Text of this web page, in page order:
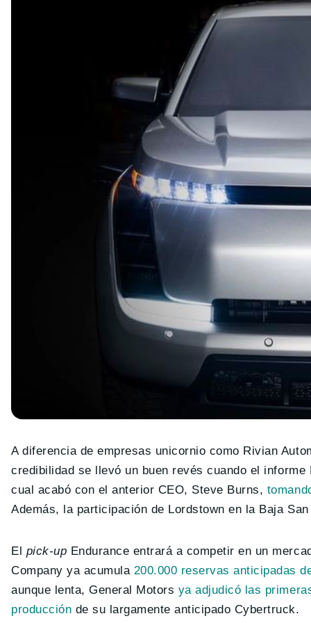
A diferencia de empresas unicornio como Rivian
credibilidad se llevó un buen revés cuando el
cual acabó con el anterior CEO, Steve Burns,
Además, la participación de Lordstown en la Baja
El pick-up Endurance entrará a competir en un
Company ya acumula 200.000 reservas anticipadas
aunque lenta, General Motors ya adjudicó las
producción de su largamente anticipado Cybertruck.